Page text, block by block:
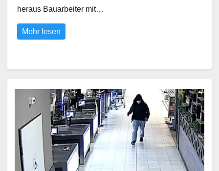
heraus Bauarbeiter mit…
Mehr lesen